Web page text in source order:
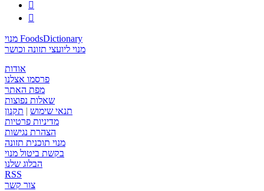


מנוי FoodsDictionary
מנוי ליועצי תזונה וכושר
אודות
פרסמו אצלנו
מפת האתר
שאלות נפוצות
תנאי שימוש | תקנון
מדיניות פרטיות
הצהרת נגישות
מנוי תוכנית תזונה
בקשת ביטול מנוי
הבלוג שלנו
RSS
צור קשר